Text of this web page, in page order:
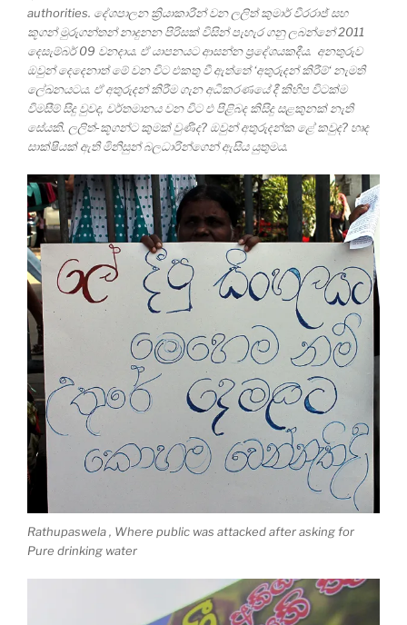
authorities. දේශපාලන ක්‍රියාකාරීන් වන ලලිත් කුමාර් වීරරාජ් සහ
කූගන් මුරුගන්තන් නාදුනන පිරිසක් විසින් පැහැර ගනු ලබන්නේ 2011
දෙසැම්බර් 09 වනදාය. ඒ යාපනයට ආසන්න ප්‍රදේශයකදීය. අනතුරුව
ඔවුන් දෙදෙනාත් මේ වන විට එකතු වී ඇත්තේ ‘අතුරුදන් කිරීම්‘ නැමති
ලේඛනයටය. ඒ අතුරුදන් කිරීම ගැන අධිකරණයේ දී කිහිප විටක්ම
විමසීම් සිදු වුවද, වර්තමානය වන විට එ පිළිබද කිසිදු සළකුනක් නැති
සේයකි. ලලිත්-කූගන්ට කුමක් වුණිද? ඔවුන් අතුරුදන්ක ළේ කවුද? හෘද
සාක්ෂියක් ඇති මිනිසුන් බලධාරින්ගෙන් ඇසිය යුතුමය.
Rathupaswela , Where public was attacked after asking for
Pure drinking water